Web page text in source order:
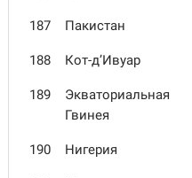
187 Пакистан
188 Кот-д’Ивуар
189
Экваториальная
Гвинея
190 Нигерия